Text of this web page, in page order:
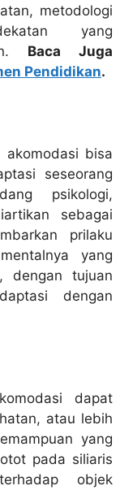
metodologi
yang
Baca Juga
Pendidikan.
akomodasi bisa
seseorang
psikologi,
sebagai
prilaku
yang
dengan tujuan
dengan
dapat
atau lebih
yang
pada siliaris
objek